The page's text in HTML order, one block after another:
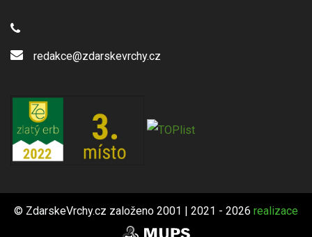
redakce@zdarskevrchy.cz
© ZdarskeVrchy.cz založeno 2001 | 2021 - 2026 realizace